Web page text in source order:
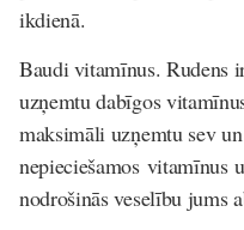
ikdienā.
Baudi vitamīnus. Rudens
uzņemtu dabīgos
maksimāli uzņemtu sev
nepieciešamos vitamīnus
nodrošinās veselību jums